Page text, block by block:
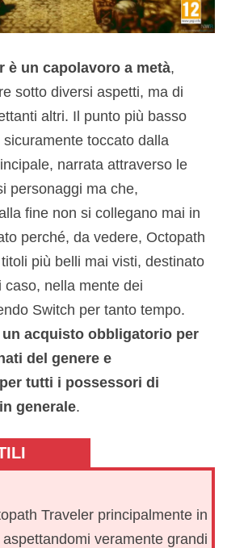
è un capolavoro a metà,
sotto diversi aspetti, ma di
altri. Il punto più basso
toccato dalla
narrata attraverso le
personaggi ma che,
fine non si collegano mai in
perché, da vedere, Octopath
più belli mai visti, destinato
nella mente dei
Switch per tanto tempo.
acquisto obbligatorio per
del genere e
tutti i possessori di
generale.
Traveler principalmente in
veramente grandi